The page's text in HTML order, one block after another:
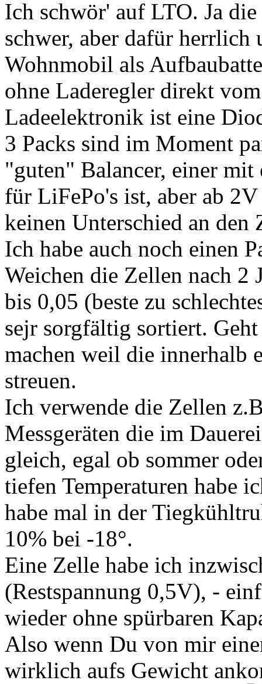
Ich schwör' auf LTO. Ja
schwer, aber dafür
Wohnmobil als
ohne Laderegler direkt
Ladeelektronik ist eine
3 Packs sind im Moment
"guten" Balancer, einer
für LiFePo's ist, aber ab
keinen Unterschied an den
Ich habe auch noch einen
Weichen die Zellen nach 2
bis 0,05 (beste zu
sejr sorgfältig sortiert.
machen weil die innerhalb
streuen.
Ich verwende die Zellen
Messgeräten die im
gleich, egal ob sommer
tiefen Temperaturen habe
habe mal in der
10% bei -18°.
Eine Zelle habe ich
(Restspannung 0,5V), -
wieder ohne spürbaren
Also wenn Du von mir
wirklich aufs Gewicht